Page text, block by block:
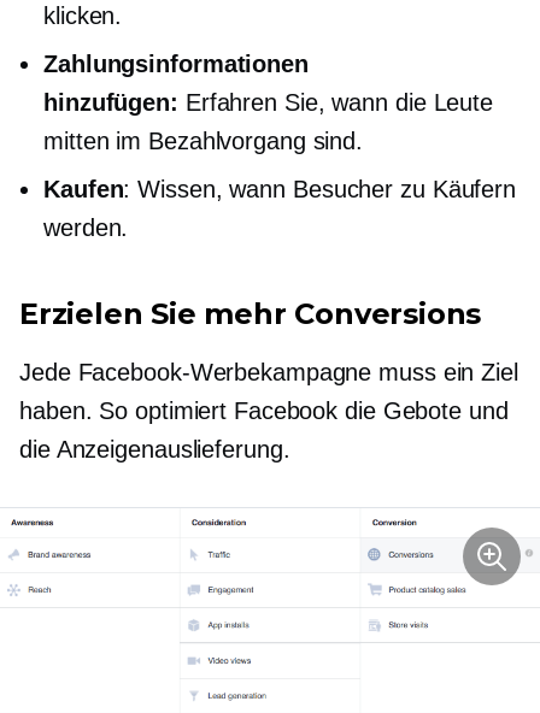
klicken.
Zahlungsinformationen
hinzufügen: Erfahren Sie, wann die Leute
mitten im Bezahlvorgang sind.
Kaufen: Wissen, wann Besucher zu Käufern
werden.
Erzielen Sie mehr Conversions
Jede Facebook-Werbekampagne muss ein Ziel
haben. So optimiert Facebook die Gebote und
die Anzeigenauslieferung.